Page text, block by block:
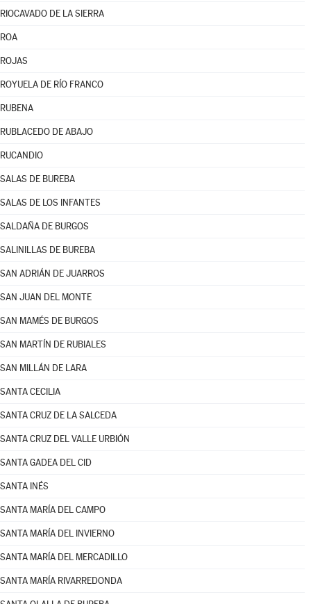
RIOCAVADO DE LA SIERRA
ROA
ROJAS
ROYUELA DE RÍO FRANCO
RUBENA
RUBLACEDO DE ABAJO
RUCANDIO
SALAS DE BUREBA
SALAS DE LOS INFANTES
SALDAÑA DE BURGOS
SALINILLAS DE BUREBA
SAN ADRIÁN DE JUARROS
SAN JUAN DEL MONTE
SAN MAMÉS DE BURGOS
SAN MARTÍN DE RUBIALES
SAN MILLÁN DE LARA
SANTA CECILIA
SANTA CRUZ DE LA SALCEDA
SANTA CRUZ DEL VALLE URBIÓN
SANTA GADEA DEL CID
SANTA INÉS
SANTA MARÍA DEL CAMPO
SANTA MARÍA DEL INVIERNO
SANTA MARÍA DEL MERCADILLO
SANTA MARÍA RIVARREDONDA